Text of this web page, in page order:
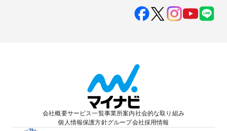
会社概要サービス一覧事業所案内社会的な取り組み
個人情報保護方針グループ会社採用情報